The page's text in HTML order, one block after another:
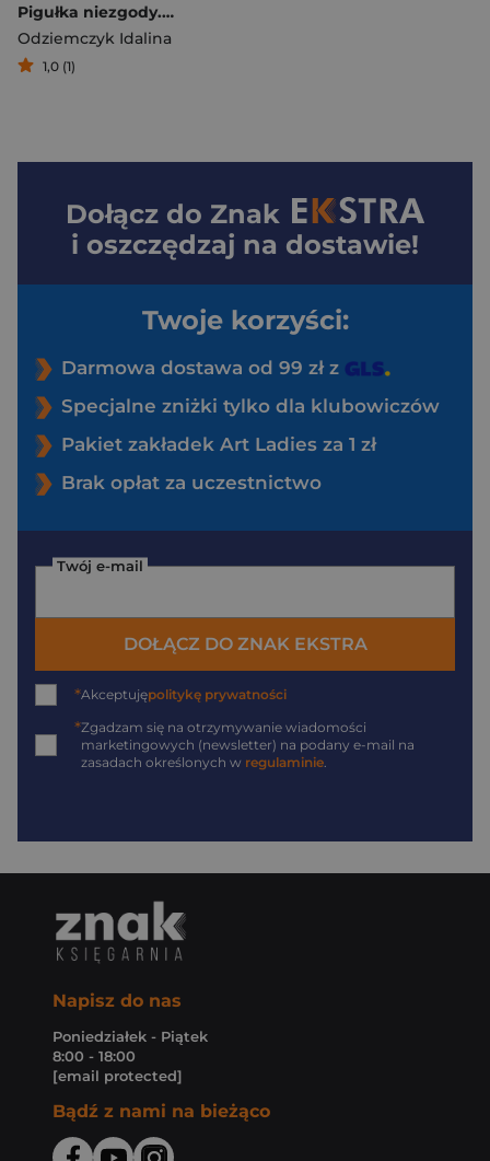
Pigułka niezgody. Społeczne reprezentacje antykoncepcji awaryjnej a władza nad seksualnością kobiet
Odziemczyk Idalina
1,0 (1)
Dołącz do Znak
i oszczędzaj na dostawie!
Twoje korzyści:
Darmowa dostawa od 99 zł z
Specjalne zniżki tylko dla klubowiczów
Pakiet zakładek Art Ladies za 1 zł
Brak opłat za uczestnictwo
Twój e-mail
DOŁĄCZ DO ZNAK EKSTRA
*Akceptujępolitykę prywatności
*Zgadzam się na otrzymywanie wiadomości
marketingowych (newsletter) na podany e-mail na
zasadach określonych w regulaminie.
Napisz do nas
Poniedziałek - Piątek
8:00 - 18:00
[email protected]
Bądź z nami na bieżąco